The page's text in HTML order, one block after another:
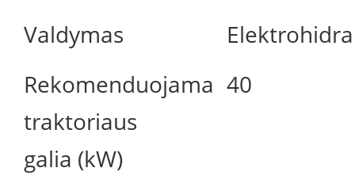
Valdymas
Rekomenduojama
traktoriaus
galia (kW)
40